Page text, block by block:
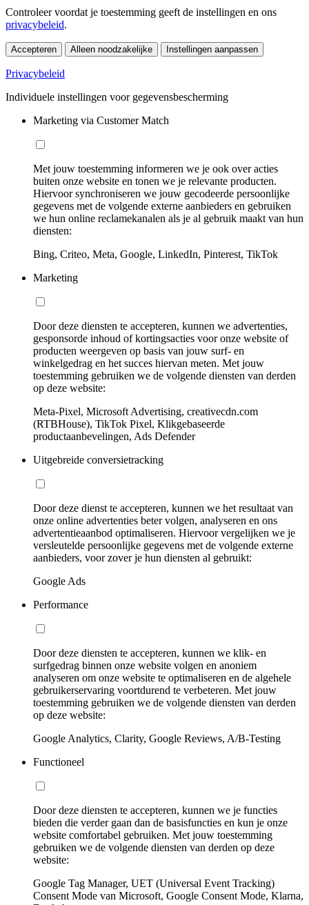
Controleer voordat je toestemming geeft de instellingen en ons
privacybeleid.
Accepteren Alleen noodzakelijke Instellingen aanpassen
Privacybeleid
Individuele instellingen voor gegevensbescherming
Marketing via Customer Match
Met jouw toestemming informeren we je ook over acties
buiten onze website en tonen we je relevante producten.
Hiervoor synchroniseren we jouw gecodeerde persoonlijke
gegevens met de volgende externe aanbieders en gebruiken
we hun online reclamekanalen als je al gebruik maakt van hun
diensten:
Bing, Criteo, Meta, Google, LinkedIn, Pinterest, TikTok
Marketing
Door deze diensten te accepteren, kunnen we advertenties,
gesponsorde inhoud of kortingsacties voor onze website of
producten weergeven op basis van jouw surf- en
winkelgedrag en het succes hiervan meten. Met jouw
toestemming gebruiken we de volgende diensten van derden
op deze website:
Meta-Pixel, Microsoft Advertising, creativecdn.com
(RTBHouse), TikTok Pixel, Klikgebaseerde
productaanbevelingen, Ads Defender
Uitgebreide conversietracking
Door deze dienst te accepteren, kunnen we het resultaat van
onze online advertenties beter volgen, analyseren en ons
advertentieaanbod optimaliseren. Hiervoor vergelijken we je
versleutelde persoonlijke gegevens met de volgende externe
aanbieders, voor zover je hun diensten al gebruikt:
Google Ads
Performance
Door deze diensten te accepteren, kunnen we klik- en
surfgedrag binnen onze website volgen en anoniem
analyseren om onze website te optimaliseren en de algehele
gebruikerservaring voortdurend te verbeteren. Met jouw
toestemming gebruiken we de volgende diensten van derden
op deze website:
Google Analytics, Clarity, Google Reviews, A/B-Testing
Functioneel
Door deze diensten te accepteren, kunnen we je functies
bieden die verder gaan dan de basisfuncties en kun je onze
website comfortabel gebruiken. Met jouw toestemming
gebruiken we de volgende diensten van derden op deze
website:
Google Tag Manager, UET (Universal Event Tracking)
Consent Mode van Microsoft, Google Consent Mode, Klarna,